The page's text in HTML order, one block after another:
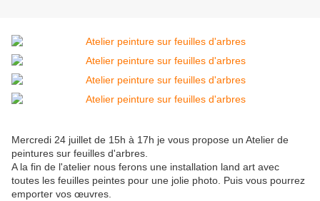
Mercredi 24 juillet de 15h à 17h je vous propose un Atelier de
peintures sur feuilles d'arbres.
A la fin de l'atelier nous ferons une installation land art avec
toutes les feuilles peintes pour une jolie photo. Puis vous pourrez
emporter vos œuvres.